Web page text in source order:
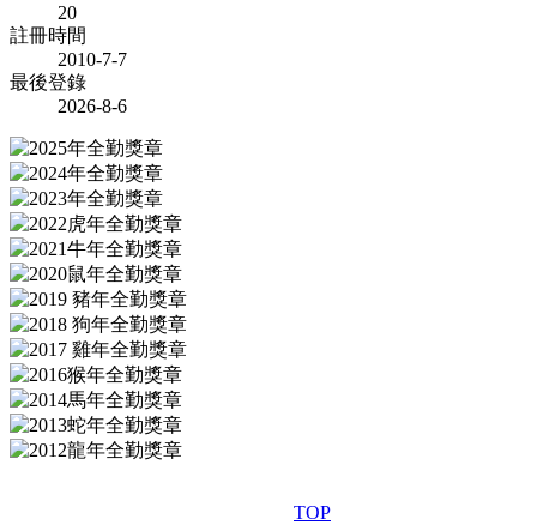
20
註冊時間
2010-7-7
最後登錄
2026-8-6
TOP